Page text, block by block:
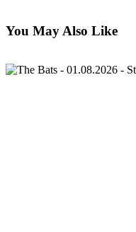
You May Also Like